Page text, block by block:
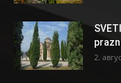
2.